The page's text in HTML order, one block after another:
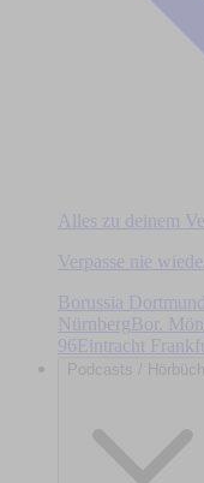
Alles zu deinem
Verpasse nie
Borussia Dortmund
Nürnberg Bor.
96Eintracht
Podcasts /